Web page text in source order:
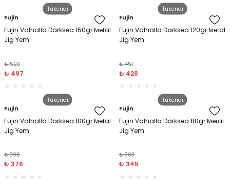
Tükendi
Fujin
Fujin Valhalla Darksea 150gr Metal
Jig Yem
₺ 523
₺ 497
Tükendi
Fujin
Fujin Valhalla Darksea 120gr Metal
Jig Yem
₺ 451
₺ 428
Tükendi
Fujin
Fujin Valhalla Darksea 100gr Metal
Jig Yem
₺ 396
₺ 376
Tükendi
Fujin
Fujin Valhalla Darksea 80gr Metal
Jig Yem
₺ 363
₺ 345